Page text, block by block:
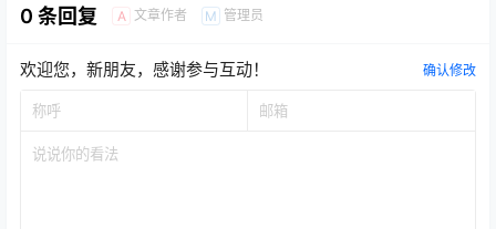
0 条回复 A 文章作者 M 管理员
欢迎您，新朋友，感谢参与互动！ 确认修改